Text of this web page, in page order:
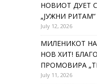
НОВИОТ ДУЕТ
„ЈУЖНИ РИТАМ“
July 12, 2026
МИЛЕНИКОТ
НОВ ХИТ!
ПРОМОВИРА
July 11, 2026